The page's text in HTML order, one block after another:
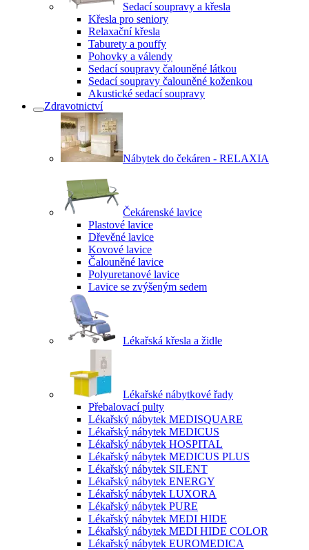
Sedací soupravy a křesla
Křesla pro seniory
Relaxační křesla
Taburety a pouffy
Pohovky a válendy
Sedací soupravy čalouněné látkou
Sedací soupravy čalouněné koženkou
Akustické sedací soupravy
Zdravotnictví
Nábytek do čekáren - RELAXIA
Čekárenské lavice
Plastové lavice
Dřevěné lavice
Kovové lavice
Čalouněné lavice
Polyuretanové lavice
Lavice se zvýšeným sedem
Lékařská křesla a židle
Lékařské nábytkové řady
Přebalovací pulty
Lékařský nábytek MEDISQUARE
Lékařský nábytek MEDICUS
Lékařský nábytek HOSPITAL
Lékařský nábytek MEDICUS PLUS
Lékařský nábytek SILENT
Lékařský nábytek ENERGY
Lékařský nábytek LUXORA
Lékařský nábytek PURE
Lékařský nábytek MEDI HIDE
Lékařský nábytek MEDI HIDE COLOR
Lékařský nábytek EUROMEDICA